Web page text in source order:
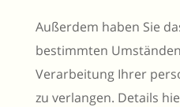
Außerdem haben Sie
bestimmten
Verarbeitung Ihrer
zu verlangen. Details